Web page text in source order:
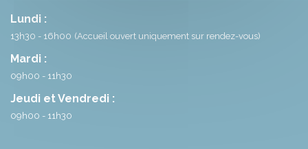
Lundi :
13h30 - 16h00 (Accueil ouvert uniquement sur rendez-vous)
Mardi :
09h00 - 11h30
Jeudi et Vendredi :
09h00 - 11h30